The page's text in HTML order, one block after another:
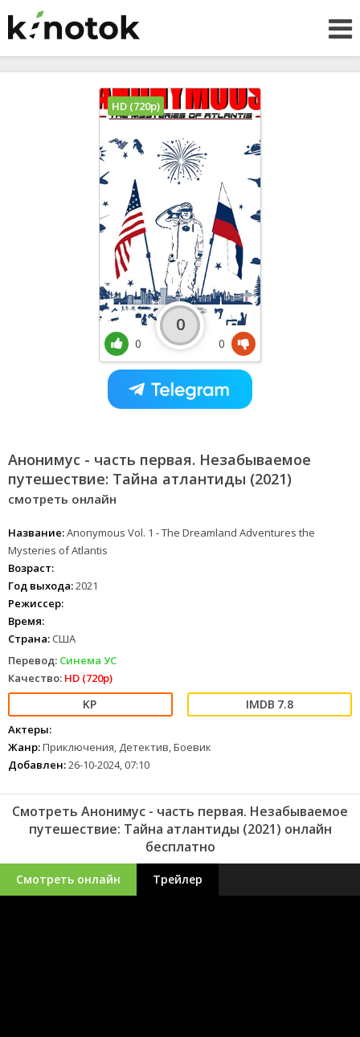
Анонимус - часть первая. Незабываемое
путешествие: Тайна атлантиды (2021)
смотреть онлайн
Название:Anonymous Vol. 1 - The Dreamland Adventures the
Mysteries of Atlantis
Возраст:
Год выхода:2021
Режиссер:
Время:
Страна: США
Перевод: Синема УС
Качество: HD (720p)
7.8
Актеры:
Жанр:Приключения, Детектив, Боевик
Добавлен:26-10-2024, 07:10
HD (720p)
0
0
0
Смотреть Анонимус - часть первая. Незабываемое
путешествие: Тайна атлантиды (2021) онлайн
бесплатно
Смотреть онлайн Трейлер